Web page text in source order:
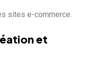
sites e-commerce.
et